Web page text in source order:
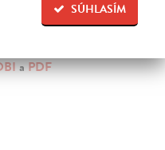
SÚHLASÍM
predstava o zakladateľovi
aPDF